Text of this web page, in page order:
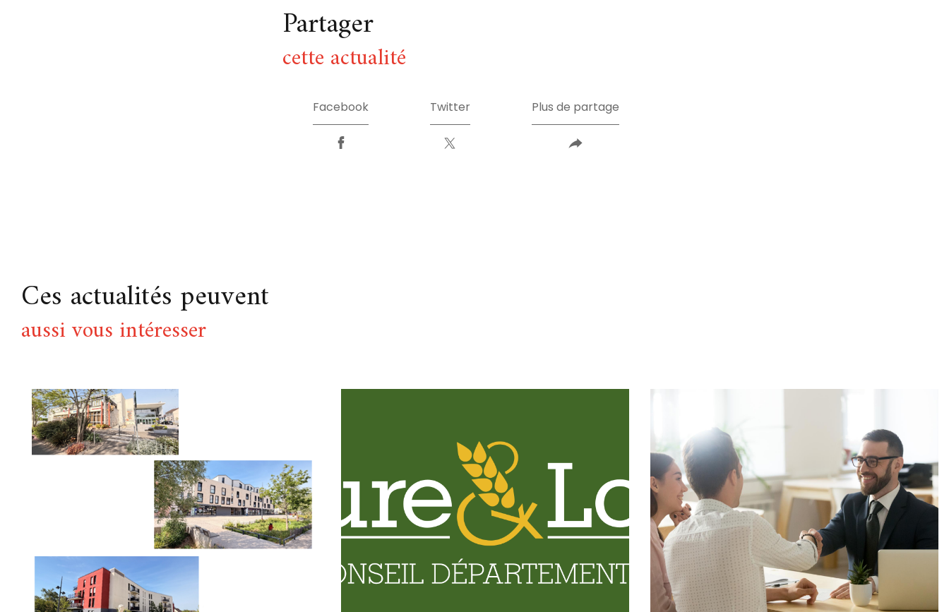
Partager
cette actualité
Facebook Twitter Plus de partage
Ces actualités peuvent
aussi vous intéresser